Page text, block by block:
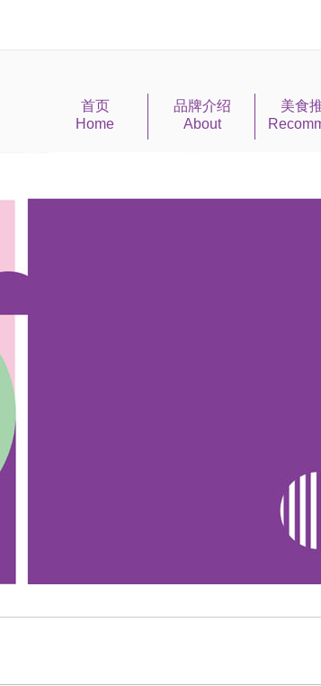
首页
Home
品牌介绍
About
美食